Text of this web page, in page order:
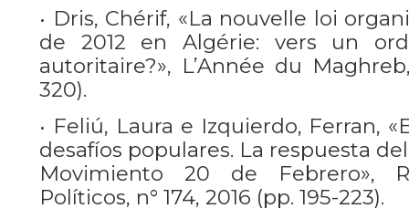
• Dris, Chérif, «La nouvelle loi
de 2012 en Algérie: vers un
autoritaire?», L’Année du
320).
• Feliú, Laura e Izquierdo, Ferran,
desafíos populares. La respuesta
Movimiento 20 de Febrero»,
Políticos, n° 174, 2016 (pp. 195-223).